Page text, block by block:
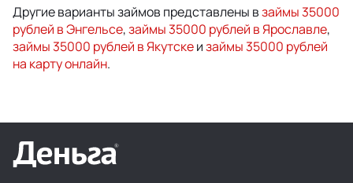
Другие варианты займов представлены взаймы 35000
рублей в Энгельсе,займы 35000 рублей в Ярославле,
займы 35000 рублей в Якутскеизаймы 35000 рублей
на карту онлайн.